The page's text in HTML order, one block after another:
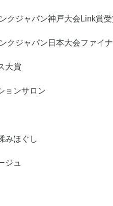
クジャパン神戸大会Link賞受
クジャパン日本大会ファイナ
大賞
ョンサロン
みほぐし
ジュ